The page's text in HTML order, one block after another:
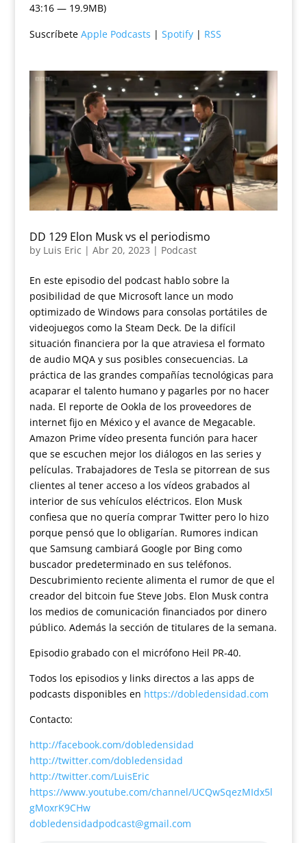
43:16 — 19.9MB)
Suscríbete Apple Podcasts | Spotify| RSS
DD 129 Elon Musk vs el periodismo
by Luis Eric | Abr 20, 2023 | Podcast
En este episodio del podcast hablo sobre la
posibilidad de que Microsoft lance un modo
optimizado de Windows para consolas portátiles de
videojuegos como la Steam Deck. De la difícil
situación financiera por la que atraviesa el formato
de audio MQA y sus posibles consecuencias. La
práctica de las grandes compañías tecnológicas para
acaparar el talento humano y pagarles por no hacer
nada. El reporte de Ookla de los proveedores de
internet fijo en México y el avance de Megacable.
Amazon Prime vídeo presenta función para hacer
que se escuchen mejor los diálogos en las series y
películas. Trabajadores de Tesla se pitorrean de sus
clientes al tener acceso a los vídeos grabados al
interior de sus vehículos eléctricos. Elon Musk
confiesa que no quería comprar Twitter pero lo hizo
porque pensó que lo obligarían. Rumores indican
que Samsung cambiará Google por Bing como
buscador predeterminado en sus teléfonos.
Descubrimiento reciente alimenta el rumor de que el
creador del bitcoin fue Steve Jobs. Elon Musk contra
los medios de comunicación financiados por dinero
público. Además la sección de titulares de la semana.
Episodio grabado con el micrófono Heil PR-40.
Todos los episodios y links directos a las apps de
podcasts disponibles en https://dobledensidad.com
Contacto:
http://facebook.com/dobledensidad
http://twitter.com/dobledensidad
http://twitter.com/LuisEric
https://www.youtube.com/channel/UCQwSqezMIdx5l
gMoxrK9CHw
dobledensidadpodcast@gmail.com